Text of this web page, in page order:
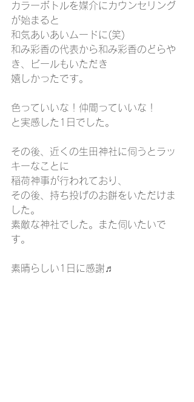
カラーボトルを媒介にカウンセリング
が始まると
和気あいあいムードに(笑)
和み彩香の代表から和み彩香のどらや
き、ビールもいただき
嬉しかったです。
色っていいな！仲間っていいな！
と実感した1日でした。
その後、近くの生田神社に伺うとラッ
キーなことに
稲荷神事が行われており、
その後、持ち投げのお餅をいただけま
した。
素敵な神社でした。また伺いたいで
す。
素晴らしい1日に感謝♬